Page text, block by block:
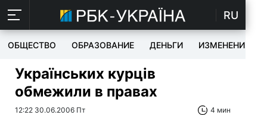
RU
ОБЩЕСТВО ОБРАЗОВАНИЕ ДЕНЬГИ ИЗМЕНЕНИЯ
Українських курців
обмежили в правах
12:22 30.06.2006 Пт 4 мин